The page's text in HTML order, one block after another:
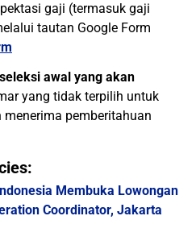
gaji (termasuk gaji
tautan Google Form
awal yang akan
yang tidak terpilih untuk
pemberitahuan
Membuka Lowongan
Coordinator, Jakarta